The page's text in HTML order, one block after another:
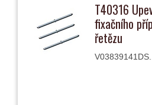
T40316
fixačního
řetězu
V03839141DS...